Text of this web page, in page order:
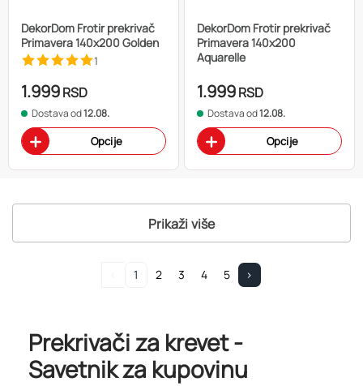
DekorDom Frotir prekrivač
Primavera 140x200 Golden
1
1.999RSD
Dostava od12.08.
Opcije
DekorDom Frotir prekrivač
Primavera 140x200
Aquarelle
1.999RSD
Dostava od12.08.
Opcije
Prikaži više
1 2 3 4 5 >
Prekrivači za krevet -
Savetnik za kupovinu